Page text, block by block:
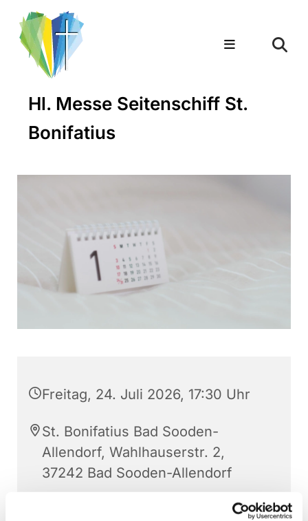
Hl. Messe Seitenschiff St.
Bonifatius
Freitag, 24. Juli 2026, 17:30 Uhr
St. Bonifatius Bad Sooden-
Allendorf, Wahlhauserstr. 2,
37242 Bad Sooden-Allendorf